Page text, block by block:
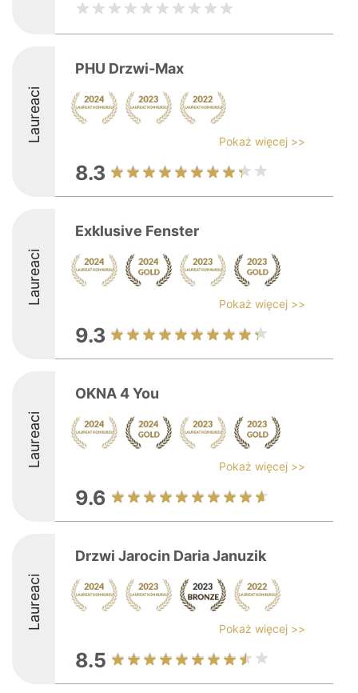
Laureaci
PHU Drzwi-Max
Pokaż więcej >>
8.3
Laureaci
Exklusive Fenster
Pokaż więcej >>
9.3
Laureaci
OKNA 4 You
Pokaż więcej >>
9.6
Laureaci
Drzwi Jarocin Daria Januzik
Pokaż więcej >>
8.5